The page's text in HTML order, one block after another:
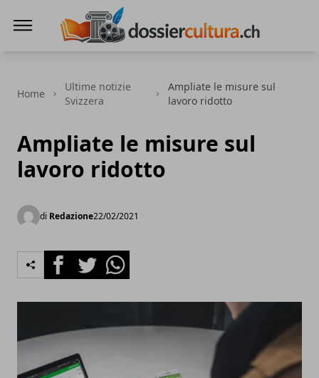
Home
Ultime notizie
Svizzera
Ampliate le misure sul
lavoro ridotto
Ampliate le misure sul
lavoro ridotto
di Redazione22/02/2021
FacebookTwitterWhatsapp